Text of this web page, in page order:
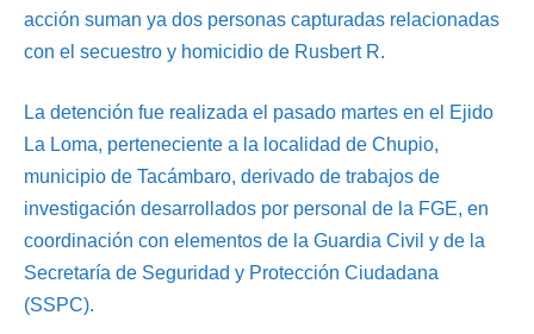
acción suman ya dos personas capturadas relacionadas
con el secuestro y homicidio de Rusbert R.
La detención fue realizada el pasado martes en el Ejido
La Loma, perteneciente a la localidad de Chupio,
municipio de Tacámbaro, derivado de trabajos de
investigación desarrollados por personal de la FGE, en
coordinación con elementos de la Guardia Civil y de la
Secretaría de Seguridad y Protección Ciudadana
(SSPC).